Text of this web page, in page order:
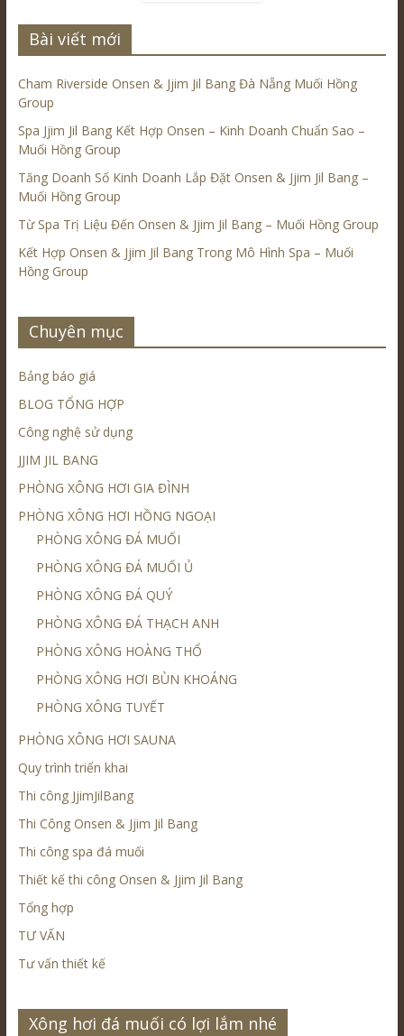
Bài viết mới
Cham Riverside Onsen & Jjim Jil Bang Đà Nẵng Muối Hồng
Group
Spa Jjim Jil Bang Kết Hợp Onsen – Kinh Doanh Chuẩn Sao –
Muối Hồng Group
Tăng Doanh Số Kinh Doanh Lắp Đặt Onsen & Jjim Jil Bang –
Muối Hồng Group
Từ Spa Trị Liệu Đến Onsen & Jjim Jil Bang – Muối Hồng Group
Kết Hợp Onsen & Jjim Jil Bang Trong Mô Hình Spa – Muối
Hồng Group
Chuyên mục
Bảng báo giá
BLOG TỔNG HỢP
Công nghệ sử dụng
JJIM JIL BANG
PHÒNG XÔNG HƠI GIA ĐÌNH
PHÒNG XÔNG HƠI HỒNG NGOẠI
PHÒNG XÔNG ĐÁ MUỐI
PHÒNG XÔNG ĐÁ MUỐI Ủ
PHÒNG XÔNG ĐÁ QUÝ
PHÒNG XÔNG ĐÁ THẠCH ANH
PHÒNG XÔNG HOÀNG THỔ
PHÒNG XÔNG HƠI BÙN KHOÁNG
PHÒNG XÔNG TUYẾT
PHÒNG XÔNG HƠI SAUNA
Quy trình triển khai
Thi công JjimJilBang
Thi Công Onsen & Jjim Jil Bang
Thi công spa đá muối
Thiết kế thi công Onsen & Jjim Jil Bang
Tổng hợp
TƯ VẤN
Tư vấn thiết kế
Xông hơi đá muối có lợi lắm nhé